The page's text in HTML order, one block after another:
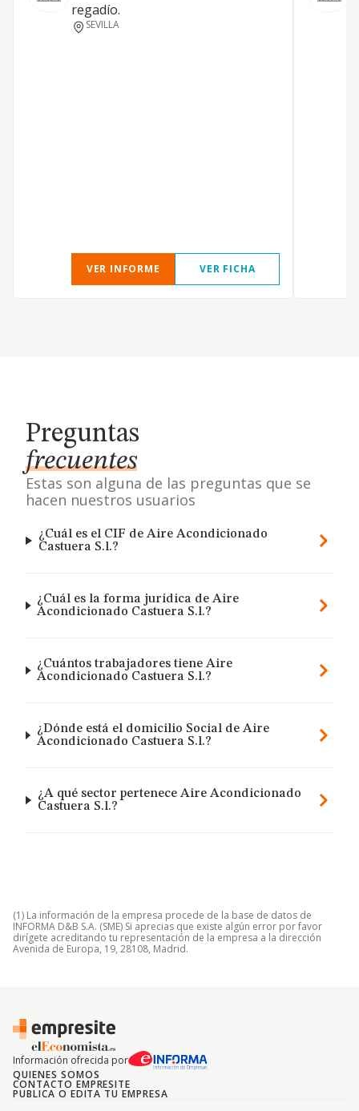
regadío.
SEVILLA
VER INFORME VER FICHA
Preguntas
frecuentes
Estas son alguna de las preguntas que se
hacen nuestros usuarios
¿Cuál es el CIF de Aire Acondicionado
Castuera S.l.?
¿Cuál es la forma jurídica de Aire
Acondicionado Castuera S.l.?
¿Cuántos trabajadores tiene Aire
Acondicionado Castuera S.l.?
¿Dónde está el domicilio Social de Aire
Acondicionado Castuera S.l.?
¿A qué sector pertenece Aire Acondicionado
Castuera S.l.?
(1) La información de la empresa procede de la base de datos de
INFORMA D&B S.A. (SME) Si aprecias que existe algún error por favor
dirígete acreditando tu representación de la empresa a la dirección
Avenida de Europa, 19, 28108, Madrid.
Información ofrecida por
QUIENES SOMOS
CONTACTO EMPRESITE
PUBLICA O EDITA TU EMPRESA